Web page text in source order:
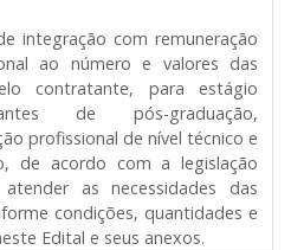
integração com remuneração
ao número e valores das
contratante, para estágio
de pós-graduação,
profissional de nível técnico e
de acordo com a legislação
as necessidades das
condições, quantidades e
Edital e seus anexos.